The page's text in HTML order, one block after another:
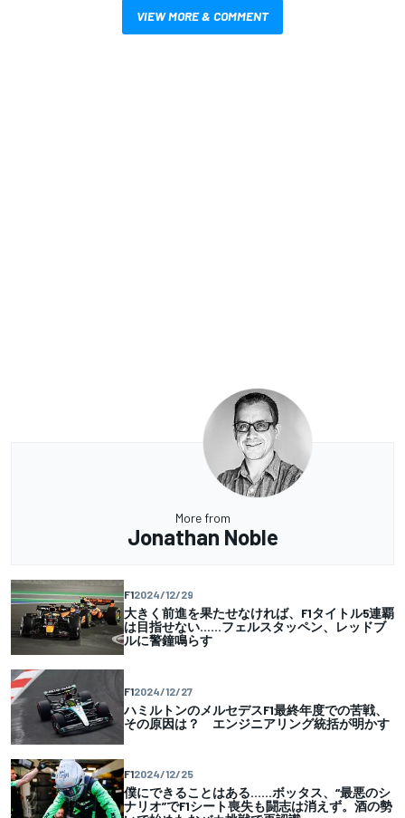
VIEW MORE & COMMENT
More from
Jonathan Noble
F12024/12/29
大きく前進を果たせなければ、F1タイトル5連覇
は目指せない……フェルスタッペン、レッドブ
ルに警鐘鳴らす
F12024/12/27
ハミルトンのメルセデスF1最終年度での苦戦、
その原因は？ エンジニアリング統括が明かす
F12024/12/25
僕にできることはある……ボッタス、“最悪のシ
ナリオ”でF1シート喪失も闘志は消えず。酒の勢